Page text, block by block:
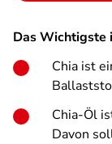
Das Wichtigste
Chia ist
Chia-Öl
Davon